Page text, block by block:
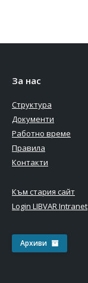
За нас
Структура
Документи
Работно време
Правила
Контакти
Към стария сайт
Login LIBVAR Intranet
Архиви